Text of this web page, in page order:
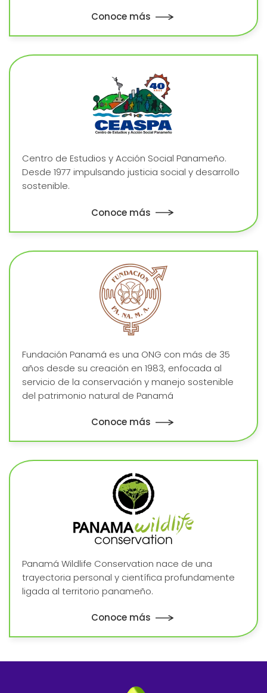
Conoce más
Centro de Estudios y Acción Social Panameño.
Desde 1977 impulsando justicia social y desarrollo
sostenible.
Conoce más
Fundación Panamá es una ONG con más de 35
años desde su creación en 1983, enfocada al
servicio de la conservación y manejo sostenible
del patrimonio natural de Panamá
Conoce más
Panamá Wildlife Conservation nace de una
trayectoria personal y científica profundamente
ligada al territorio panameño.
Conoce más